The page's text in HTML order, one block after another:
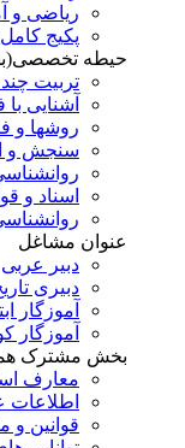
ریاضی و
پکیج
حیطه
تربیت
آشنایی
روشها و
سنجش و
اسناد و
عنوان مشاغل
دبير عربی
دبیری
آموزگار
آموزگار
بخش مشترک
معارف
قوانین و